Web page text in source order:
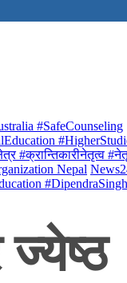
#SafeCounseling
#क्रान्तिकारीनेतृत्व
Nepal
ज्येष्ठ